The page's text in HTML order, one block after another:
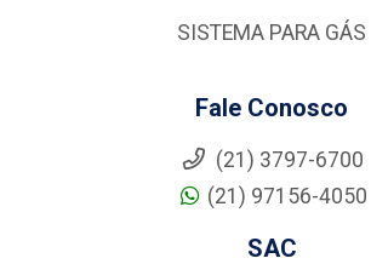
SISTEMA PARA GÁS
Fale Conosco
(21) 3797-6700
(21) 97156-4050
SAC